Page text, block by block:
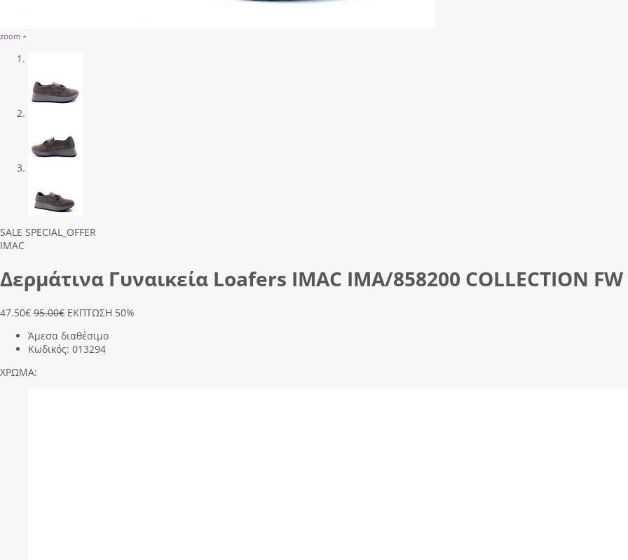
zoom +
Previous
Next
SALE SPECIAL_OFFER
IMAC
Δερμάτινα Γυναικεία Loafers IMAC IMA/858200 COLLECTION
47.50€ 95.00€ ΕΚΠΤΩΣΗ 50%
Άμεσα διαθέσιμο
Κωδικός: 013294
ΧΡΩΜΑ: